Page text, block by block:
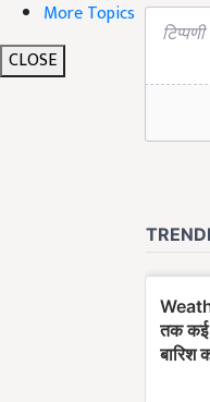
More Topics
CLOSE